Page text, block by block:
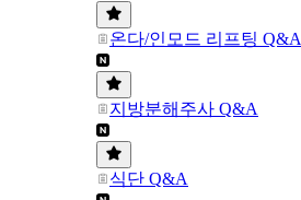
온다/인모드 리프팅 Q&A
지방분해주사 Q&A
식단 Q&A